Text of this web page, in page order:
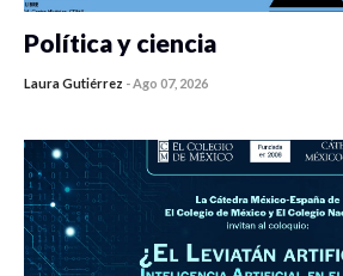
Política y ciencia
Laura Gutiérrez -Ago 07, 2026